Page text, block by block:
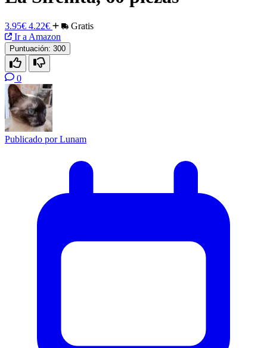
3.95€ 4.22€
Gratis
Ir a Amazon
Puntuación: 300
0
Publicado porLunam